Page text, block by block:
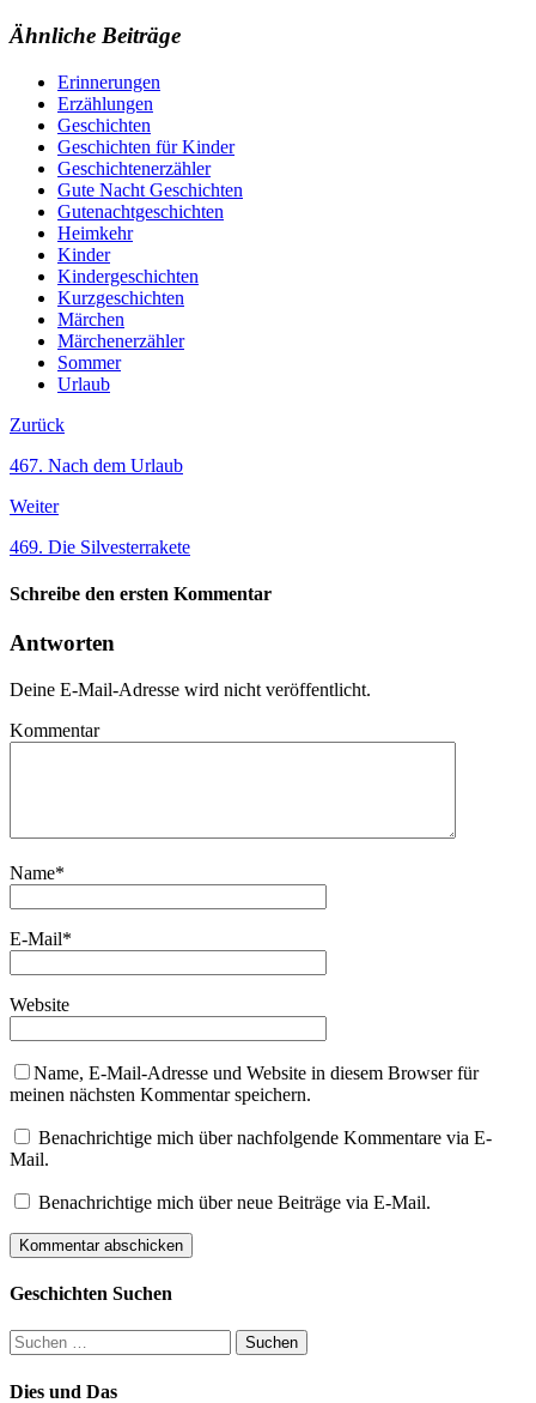
Ähnliche Beiträge
Erinnerungen
Erzählungen
Geschichten
Geschichten für Kinder
Geschichtenerzähler
Gute Nacht Geschichten
Gutenachtgeschichten
Heimkehr
Kinder
Kindergeschichten
Kurzgeschichten
Märchen
Märchenerzähler
Sommer
Urlaub
Zurück
467. Nach dem Urlaub
Weiter
469. Die Silvesterrakete
Schreibe den ersten Kommentar
Antworten
Deine E-Mail-Adresse wird nicht veröffentlicht.
Kommentar
Name*
E-Mail*
Website
Name, E-Mail-Adresse und Website in diesem Browser für
meinen nächsten Kommentar speichern.
Benachrichtige mich über nachfolgende Kommentare via E-
Mail.
Benachrichtige mich über neue Beiträge via E-Mail.
Geschichten Suchen
Suchen
nach:
Dies und Das